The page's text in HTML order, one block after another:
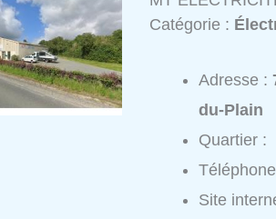
Catégorie :
Adresse :
du-Plain
Quartier :
Site